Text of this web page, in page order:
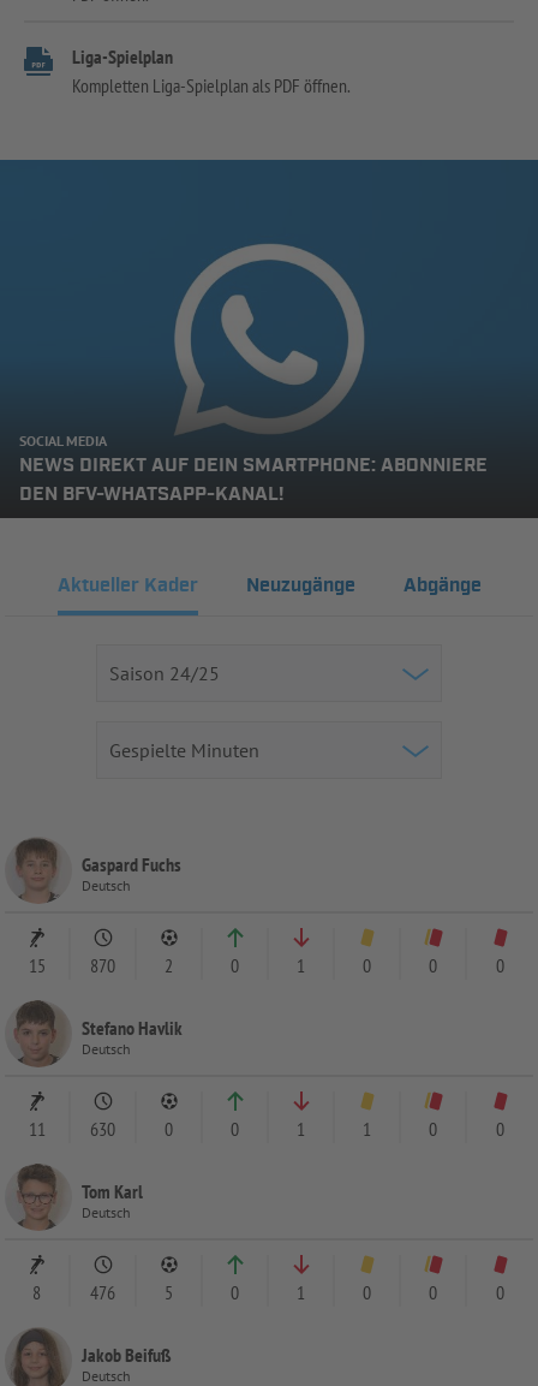
Liga-Spielplan
Kompletten Liga-Spielplan als PDF öffnen.
SOCIAL MEDIA
NEWS DIREKT AUF DEIN SMARTPHONE: ABONNIERE
DEN BFV-WHATSAPP-KANAL!
Aktueller Kader Neuzugänge Abgänge
Gaspard Fuchs
Deutsch
15 870 2 0 1 0 0 0
Stefano Havlik
Deutsch
11 630 0 0 1 1 0 0
Tom Karl
Deutsch
8 476 5 0 1 0 0 0
Jakob Beifuß
Deutsch